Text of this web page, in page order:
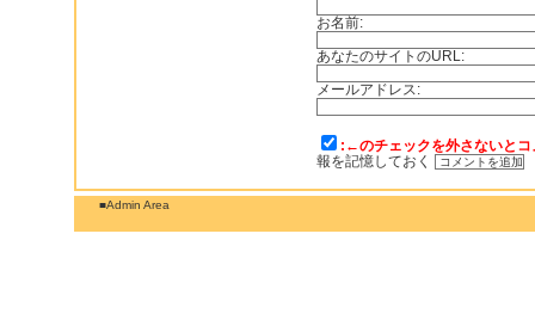
お名前:
あなたのサイトのURL:
メールアドレス:
:←のチェックを外さないと
報を記憶しておく
■Admin Area